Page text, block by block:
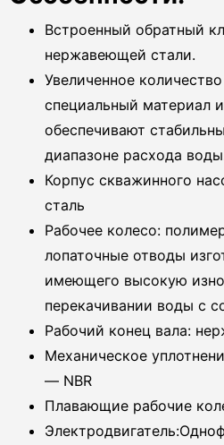
Встроенный обратный
нержавеющей стали.
Увеличенное
специальный материал
обеспечивают
диапазоне расхода
Корпус скважинного
сталь
Рабочее колесо:
лопаточные отводы
имеющего высокую
перекачивании воды с
Рабочий конец вала:
Механическое
— NBR
Плавающие рабочие